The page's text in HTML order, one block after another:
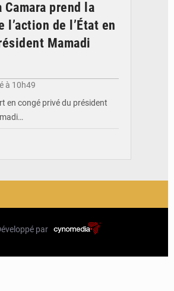
Camara prend la
de l’État en
Mamadi
à 10h49
en congé privé du président
par